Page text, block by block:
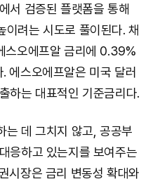
서 검증된 플랫폼을 통해
이려는 시도로 풀이된다. 채
스오에프알 금리에 0.39%
에스오에프알은 미국 달러
하는 대표적인 기준금리다.
는 데 그치지 않고, 공공부
응하고 있는지를 보여주는
시장은 금리 변동성 확대와